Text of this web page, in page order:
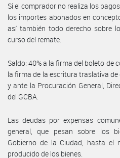
Si el comprador no realiza los
los importes abonados en
así también todo derecho sobre
curso del remate.
Saldo: 40% a la firma del boleto de
la firma de la escritura traslativa
y ante la Procuración General,
del GCBA.
Las deudas por expensas
general, que pesan sobre los
Gobierno de la Ciudad, hasta el
producido de los bienes.